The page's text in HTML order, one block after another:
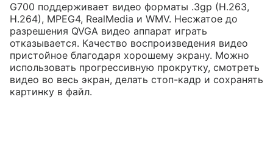
G700 поддерживает видео форматы .3gp (H.263,
H.264), MPEG4, RealMedia и WMV. Несжатое до
разрешения QVGA видео аппарат играть
отказывается. Качество воспроизведения видео
пристойное благодаря хорошему экрану. Можно
использовать прогрессивную прокрутку, смотреть
видео во весь экран, делать стоп-кадр и сохранять
картинку в файл.